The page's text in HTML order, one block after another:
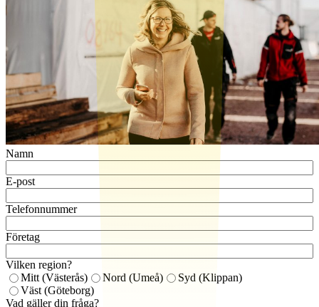
Namn
E-post
Telefonnummer
Företag
Vilken region?
Mitt (Västerås)
Nord (Umeå)
Syd (Klippan)
Väst (Göteborg)
Vad gäller din fråga?